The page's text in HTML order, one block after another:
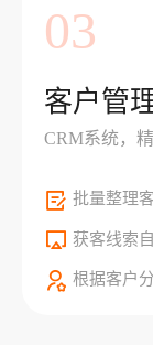
03
客户管
CRM系统，
批量整理
获客线索
根据客户